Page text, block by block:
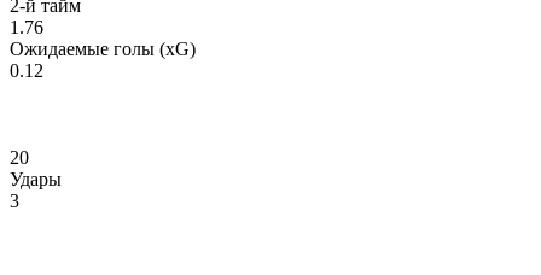
2-й тайм
1.76
Ожидаемые голы (xG)
0.12
20
Удары
3